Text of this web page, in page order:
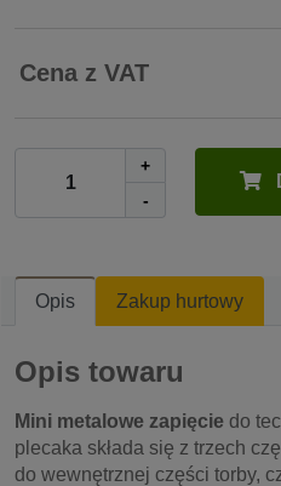
Cena z VAT
+
-
Opis Zakup hurtowy
Opis towaru
Mini metalowe zapięcie do
plecaka składa się z trzech
do wewnętrznej części torby,